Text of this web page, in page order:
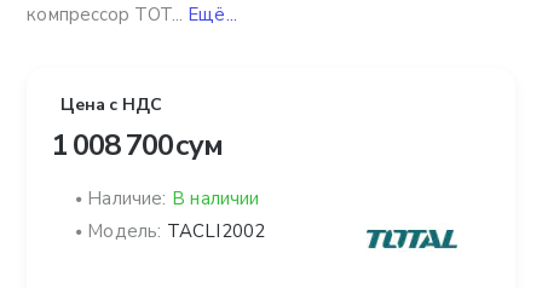
компрессор TOT... Ещё...
Цена с НДС
1 008 700 сум
Наличие: В наличии
Модель: TACLI2002